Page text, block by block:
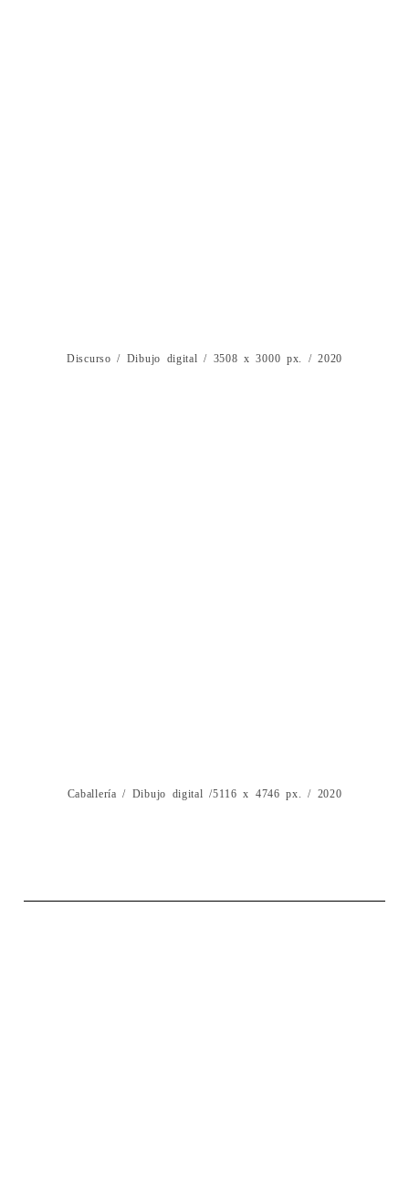
Discurso / Dibujo digital / 3508 x 3000 px. / 2020
Caballería / Dibujo digital /5116 x 4746 px. / 2020